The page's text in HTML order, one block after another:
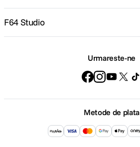
F64 Studio
Urmareste-ne
Metode de plata